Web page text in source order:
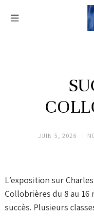
JUIN 5, 2026
L’exposition sur
Collobrières du 8 au 16
succès. Plusieurs